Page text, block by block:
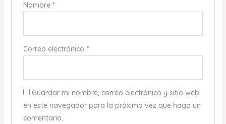
Nombre *
Correo electrónico *
Guardar mi nombre, correo electrónico y sitio web
en este navegador para la próxima vez que haga un
comentario.